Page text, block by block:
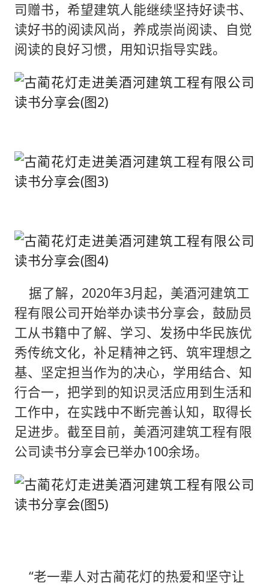
司赠书，希望建筑人能继续坚持好读书、
读好书的阅读风尚，养成崇尚阅读、自觉
阅读的良好习惯，用知识指导实践。
据了解，2020年3月起，美酒河建筑工
程有限公司开始举办读书分享会，鼓励员
工从书籍中了解、学习、发扬中华民族优
秀传统文化，补足精神之钙、筑牢理想之
基、坚定担当作为的决心，学用结合、知
行合一，把学到的知识灵活应用到生活和
工作中，在实践中不断完善认知，取得长
足进步。截至目前，美酒河建筑工程有限
公司读书分享会已举办100余场。
“老一辈人对古蔺花灯的热爱和坚守让